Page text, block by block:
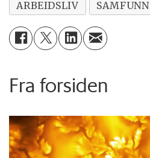
ARBEIDSLIV SAMFUNN
Fra forsiden